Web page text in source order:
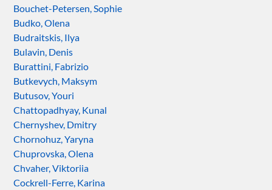
Bouchet-Petersen, Sophie
Budko, Olena
Budraitskis, Ilya
Bulavin, Denis
Burattini, Fabrizio
Butkevych, Maksym
Butusov, Youri
Chattopadhyay, Kunal
Chernyshev, Dmitry
Chornohuz, Yaryna
Chuprovska, Olena
Chvaher, Viktoriia
Cockrell-Ferre, Karina